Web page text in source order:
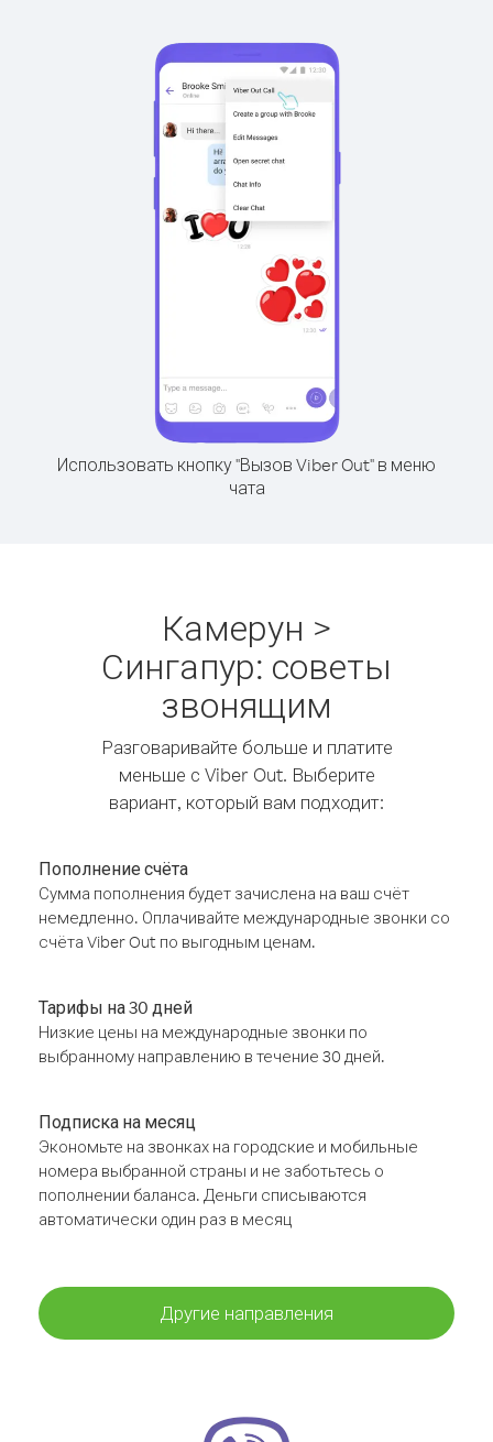
Использовать кнопку "Вызов Viber Out" в меню
чата
Камерун >
Сингапур: советы
звонящим
Разговаривайте больше и платите
меньше с Viber Out. Выберите
вариант, который вам подходит:
Пополнение счёта
Сумма пополнения будет зачислена на ваш счёт
немедленно. Оплачивайте международные звонки со
счёта Viber Out по выгодным ценам.
Тарифы на 30 дней
Низкие цены на международные звонки по
выбранному направлению в течение 30 дней.
Подписка на месяц
Экономьте на звонках на городские и мобильные
номера выбранной страны и не заботьтесь о
пополнении баланса. Деньги списываются
автоматически один раз в месяц
Другие направления